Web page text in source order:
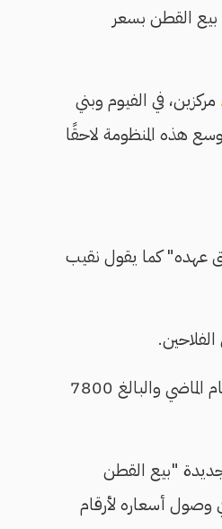
بيع القطن بسعر
مركزين، في الفيوم وبني
هذه المنظومة لاحقًا
عهده" كما يقول نقيب
وبلغ أعلى سعر لقنطار القطن هذا الشهر لنحو 18500 جنيه، مقابل أعلى سعر سجله العام الماضي والبالغ 7800
"بيع القطن
وصول أسعاره لأرقام